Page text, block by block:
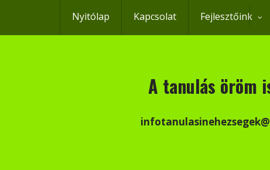
Nyitólap Kapcsolat Fejlesztőink
A tanulás öröm